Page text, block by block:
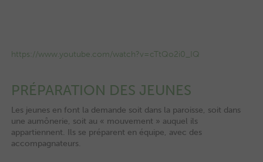
https://www.youtube.com/watch?v=cTtQo2i0_IQ
PRÉPARATION DES JEUNES
Les jeunes en font la demande soit dans la paroisse, soit dans
une aumônerie, soit au « mouvement » auquel ils
appartiennent. Ils se préparent en équipe, avec des
accompagnateurs.